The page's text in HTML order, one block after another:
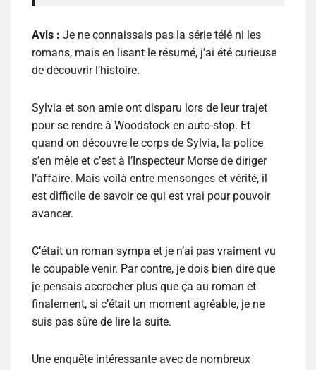
Avis : Je ne connaissais pas la série télé ni les
romans, mais en lisant le résumé, j’ai été curieuse
de découvrir l’histoire.
Sylvia et son amie ont disparu lors de leur trajet
pour se rendre à Woodstock en auto-stop. Et
quand on découvre le corps de Sylvia, la police
s’en mêle et c’est à l’Inspecteur Morse de diriger
l’affaire. Mais voilà entre mensonges et vérité, il
est difficile de savoir ce qui est vrai pour pouvoir
avancer.
C’était un roman sympa et je n’ai pas vraiment vu
le coupable venir. Par contre, je dois bien dire que
je pensais accrocher plus que ça au roman et
finalement, si c’était un moment agréable, je ne
suis pas sûre de lire la suite.
Une enquête intéressante avec de nombreux